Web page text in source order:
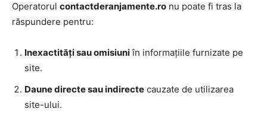
Operatorul contactderanjamente.ro nu poate fi tras la
răspundere pentru:
Inexactități sau omisiuniîn informațiile furnizate pe
site.
Daune directe sau indirecte cauzate de utilizarea
site-ului.